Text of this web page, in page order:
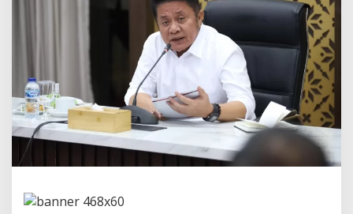
a
d
a
p
k
p
a
d
a